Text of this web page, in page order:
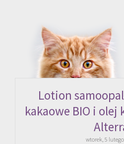
Lotion
kakaowe BIO i olej
wtorek, 5